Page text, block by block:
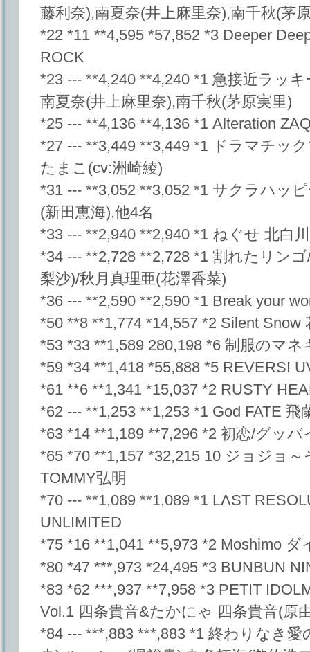
藤利奈),南夏奈(井上麻里奈),南千秋(茅
*22 *11 **4,595 *57,852 *3 Deeper
ROCK
*23 --- **4,240 **4,240 *1 急接近ラッ
南夏奈(井上麻里奈),南千秋(茅原実里)
*25 --- **4,136 **4,136 *1 Alteration
*27 --- **3,449 **3,449 *1 ドラマチッ
たまこ(cv:洲崎綾)
*31 --- **3,052 **3,052 *1 サクラハッ
(新田恵海),他4名
*33 --- **2,940 **2,940 *1 ねぐせ 北白
*34 --- **2,728 **2,728 *1 割れたリン
梨沙)/秋月真理亜(花澤香菜)
*36 --- **2,590 **2,590 *1 Break your
*50 **8 **1,774 *14,557 *2 Silent Snow
*53 *33 **1,589 280,198 *6 制服のマネ
*59 *34 **1,418 *55,888 *5 REVERSI
*61 **6 **1,341 *15,037 *2 RUSTY
*62 --- **1,253 **1,253 *1 God FATE 飛
*63 *14 **1,189 **7,296 *2 初恋/グッ
*65 *70 **1,157 *32,215 10 ジョジョ
TOMMY弘明
*70 --- **1,089 **1,089 *1 LΛST
UNLIMITED
*75 *16 **1,041 **5,973 *2 Moshimo ダ
*80 *47 ***,973 *24,495 *3 BUNBUN
*83 *62 ***,937 **7,958 *3 PETIT
Vol.1 四条貴音&たかにゃ 四条貴音(原
*84 --- ***,883 ***,883 *1 終わりなき愛